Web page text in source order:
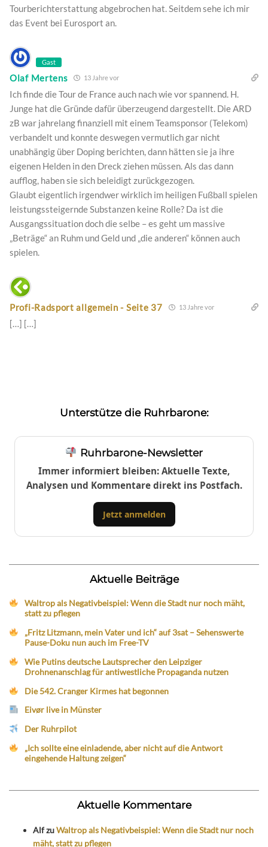
Tourberichterstattung abgebrochen hat. Seitdem sehe ich mir
das Event bei Eurosport an.
Gast
Olaf Mertens 13 Jahre vor
Ich finde die Tour de France auch nach wie vor spannend. H.
Junge hat die Gründe dafür überzeugend dargestellt. Die ARD
zB war jahrelang finanziell mit einem Teamsponsor (Telekom)
verbandelt und konnte deswegen vermutlich gar nicht
unabhängig über Doping berichten, dann hätten sie ja ihre
eigenen Helden in den Dreck ziehen müssen. Als das dann
aufflog, haben sie sich beleidigt zurückgezogen.
Glaubt eigentlich irgendwer wirklich im heiligen Fußball spielen
leistungssteigernde Substanzen keine Rolle? Da ist die
Ausgangssituation doch die selbe – es geht um massive
„Beträge“ an Ruhm und Geld und „die anderen“ können auch
spielen.
Profi-Radsport allgemein - Seite 37 13 Jahre vor
[…] […]
Unterstütze die Ruhrbarone:
Ruhrbarone-Newsletter
Immer informiert bleiben: Aktuelle Texte,
Analysen und Kommentare direkt ins Postfach.
Jetzt anmelden
Aktuelle Beiträge
Waltrop als Negativbeispiel: Wenn die Stadt nur noch mäht,
statt zu pflegen
„Fritz Litzmann, mein Vater und ich“ auf 3sat – Sehenswerte
Pause-Doku nun auch im Free-TV
Wie Putins deutsche Lautsprecher den Leipziger
Drohnenanschlag für antiwestliche Propaganda nutzen
Die 542. Cranger Kirmes hat begonnen
Eivør live in Münster
Der Ruhrpilot
„Ich sollte eine einladende, aber nicht auf die Antwort
eingehende Haltung zeigen“
Aktuelle Kommentare
AlfzuWaltrop als Negativbeispiel: Wenn die Stadt nur noch
mäht, statt zu pflegen